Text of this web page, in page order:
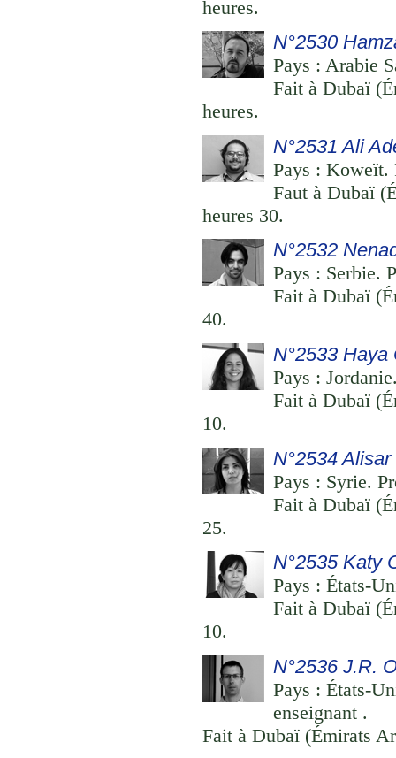
heures.
N°2530
Pays : Arabie
Fait à Dubaï
heures.
N°2531 Ali
Pays : Koweït.
Faut à Dubaï
heures 30.
N°2532
Pays : Serbie.
Fait à Dubaï
40.
N°2533 Haya
Pays :
Fait à Dubaï
10.
N°2534
Pays : Syrie.
Fait à Dubaï
25.
N°2535 Katy
Pays : États-
Fait à Dubaï
10.
N°2536 J.R.
Pays : États-
enseignant .
Fait à Dubaï (Émirats